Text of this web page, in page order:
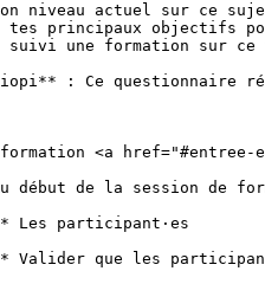
niveau actuel sur ce
tes principaux objectifs
une formation sur ce
: Ce questionnaire
<a
début de la session de
Les participant·es
Valider que les